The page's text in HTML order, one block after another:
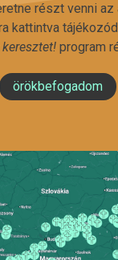
részt venni az
kattintva
program
örökbefogadom